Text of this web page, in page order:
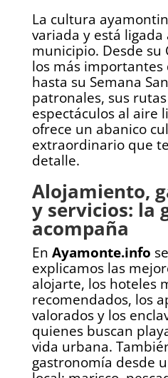
La cultura
variada y está
municipio. Desde
los más
hasta su Semana
patronales, sus
espectáculos al aire
ofrece un abanico
extraordinario que
detalle.
Alojamiento,
y servicios: la
acompaña
En Ayamonte.info
explicamos las
alojarte, los hoteles
recomendados, los
valorados y los
quienes buscan
vida urbana.
gastronomía desde